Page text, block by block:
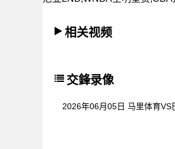
相关视频
交鋒录像
2026年06月05日 马里体育